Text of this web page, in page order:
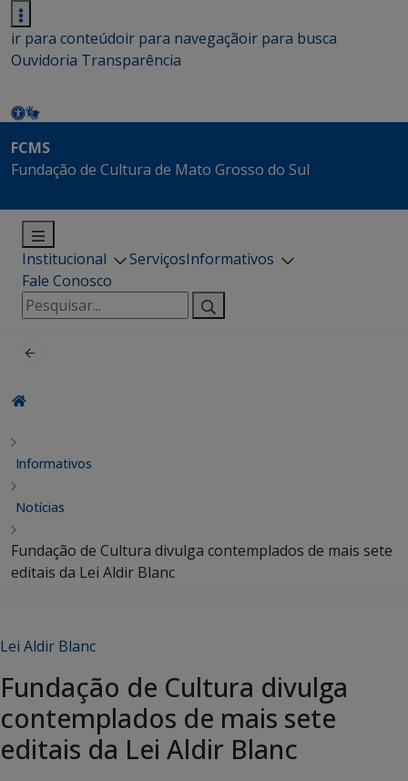
ir para conteúdoir para navegaçãoir para busca
Ouvidoria Transparência
FCMS
Fundação de Cultura de Mato Grosso do Sul
Institucional ServiçosInformativos
Fale Conosco
Pesquisar
por:
Informativos
Notícias
Fundação de Cultura divulga contemplados de mais sete
editais da Lei Aldir Blanc
Lei Aldir Blanc
Fundação de Cultura divulga
contemplados de mais sete
editais da Lei Aldir Blanc